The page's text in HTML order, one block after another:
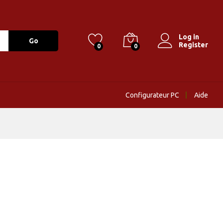
Go
0 0
Log in
Register
Configurateur PC Aide